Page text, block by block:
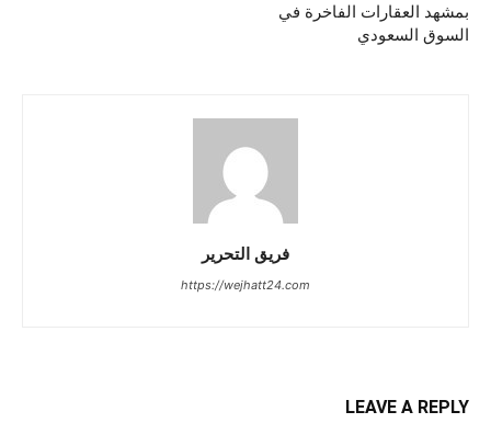
بمشهد العقارات الفاخرة في
السوق السعودي
فريق التحرير
https://wejhatt24.com
LEAVE A REPLY